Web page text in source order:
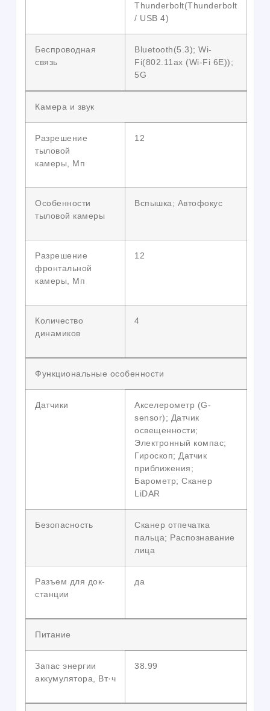
Thunderbolt(Thunderbolt
/ USB 4)
Беспроводная
связь
Bluetooth(5.3); Wi-
Fi(802.11ax (Wi-Fi 6E));
5G
Камера и звук
Разрешение
тыловой
камеры, Мп
12
Особенности
тыловой камеры
Вспышка; Автофокус
Разрешение
фронтальной
камеры, Мп
12
Количество
динамиков
4
Функциональные особенности
Датчики
Акселерометр (G-
sensor); Датчик
освещенности;
Электронный компас;
Гироскоп; Датчик
приближения;
Барометр; Сканер
LiDAR
Безопасность
Сканер отпечатка
пальца; Распознавание
лица
Разъем для док-
станции
да
Питание
Запас энергии
аккумулятора, Вт·ч
38.99